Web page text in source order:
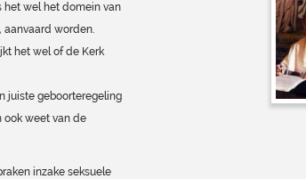
het wel het domein van
aanvaard worden.
het wel of de Kerk
juiste geboorteregeling
ook weet van de
inzake seksuele